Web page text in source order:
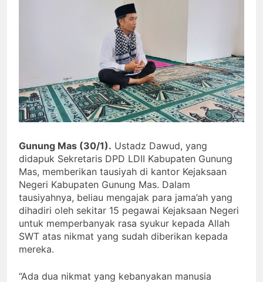
Gunung Mas (30/1). Ustadz Dawud, yang
didapuk Sekretaris DPD LDII Kabupaten Gunung
Mas, memberikan tausiyah di kantor Kejaksaan
Negeri Kabupaten Gunung Mas. Dalam
tausiyahnya, beliau mengajak para jama’ah yang
dihadiri oleh sekitar 15 pegawai Kejaksaan Negeri
untuk memperbanyak rasa syukur kepada Allah
SWT atas nikmat yang sudah diberikan kepada
mereka.
“Ada dua nikmat yang kebanyakan manusia